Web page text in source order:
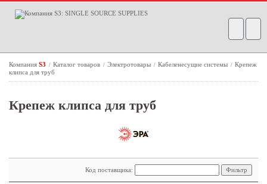
Компания S3 / Каталог товаров / Электротовары / Кабеленесущие системы / Крепеж
клипса для труб
Крепеж клипса для труб
Код поставщика: